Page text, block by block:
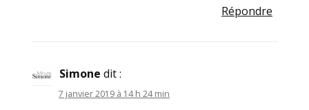
Répondre
Simone dit :
7 janvier 2019 à 14 h 24 min